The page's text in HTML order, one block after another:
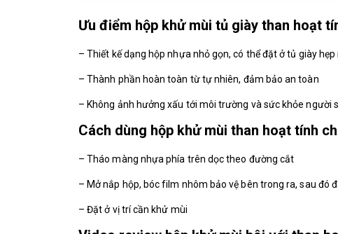
Ưu điểm hộp khử mùi tủ giày than hoạt
– Thiết kế dạng hộp nhựa nhỏ gọn, có thể đặt ở tủ giày
– Thành phần hoàn toàn từ tự nhiên, đảm bảo an toàn
– Không ảnh hưởng xấu tới môi trường và sức khỏe người
Cách dùng hộp khử mùi than hoạt tính
– Tháo màng nhựa phía trên dọc theo đường cắt
– Mở nắp hộp, bóc film nhôm bảo vệ bên trong ra, sau đó
– Đặt ở vị trí cần khử mùi